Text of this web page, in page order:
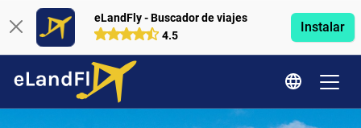
eLandFly - Buscador de viajes
4.5
Instalar